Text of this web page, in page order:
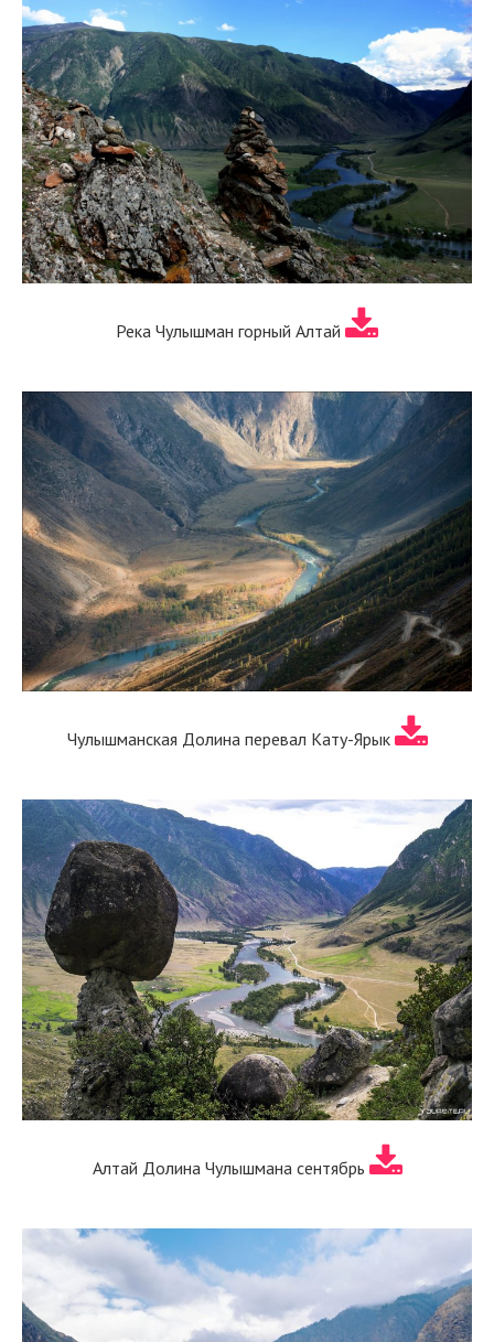
Река Чулышман горный Алтай
Чулышманская Долина перевал Кату-Ярык
Алтай Долина Чулышмана сентябрь